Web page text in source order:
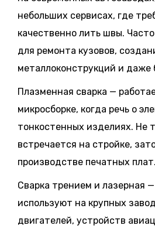
небольших сервисах, где
качественно лить швы.
для ремонта кузовов,
металлоконструкций и даже
Плазменная сварка —
микросборке, когда речь о
тонкостенных изделиях. Не
встречается на стройке,
производстве печатных плат.
Сварка трением и лазерная
используют на крупных
двигателей, устройств